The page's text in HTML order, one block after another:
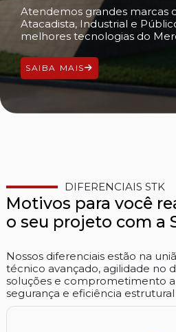
Atendemos grandes marcas
Atacadista, Industrial e
melhores tecnologias do
SAIBA MAIS
DIFERENCIAIS STK
Motivos para você
o seu projeto com a
Nossos diferenciais estão na
técnico avançado, agilidade no
soluções e comprometimento
segurança e eficiência